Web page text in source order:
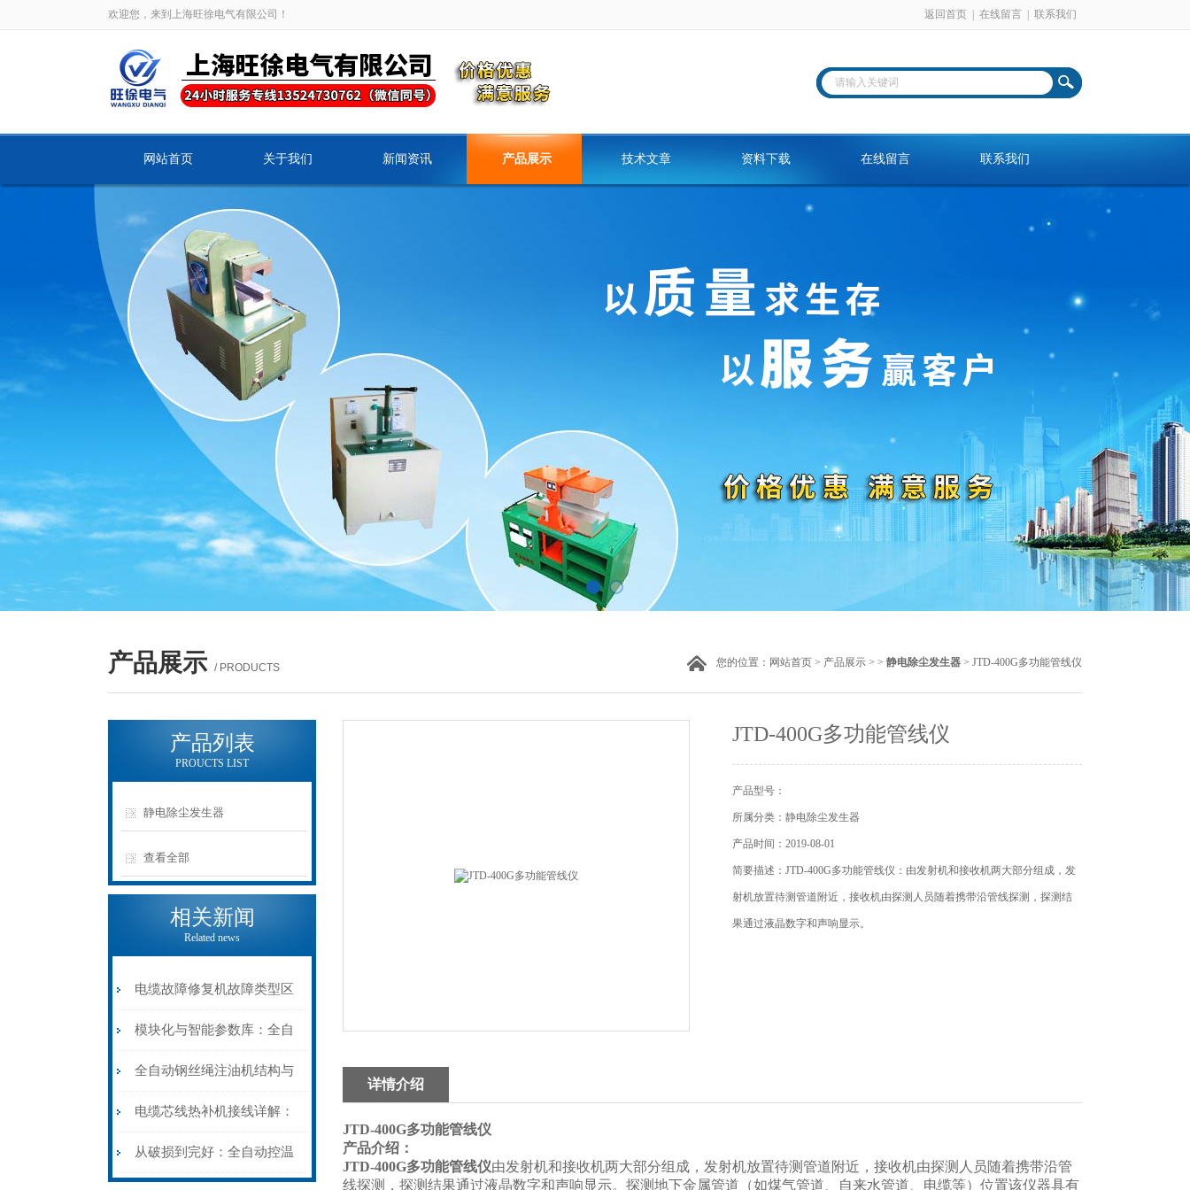
欢迎您，来到上海旺徐电气有限公司！ 返回首页 在线留言 联系我们
网站首页 关于我们 新闻资讯 产品展示 技术文章 资料下载 在线留言 联系我们
产品展示 / PRODUCTS 您的位置： 网站首页 > 产品展示 > > 静电除尘发生器 > JTD-400G多功能管线仪
产品列表
PROUCTS LIST
静电除尘发生器
查看全部
相关新闻
Related news
电缆故障修复机故障类型区
分指南：从“绝缘电
阻”到“波形特征”的精准诊
断逻辑
模块化与智能参数库：全自
动电缆修复机的快速换型逻
辑
全自动钢丝绳注油机结构与
工作原理：揭秘高效润滑的
机械密码
电缆芯线热补机接线详解：
从入门到精通
从破损到完好：全自动控温
JTD-400G多功能管线仪
产品型号：
所属分类：静电除尘发生器
产品时间：2019-08-01
简要描述：JTD-400G多功能管线仪：由发射机和接收机两大部分组成，发
射机放置待测管道附近，接收机由探测人员随着携带沿管线探测，探测结
果通过液晶数字和声响显示。
详情介绍
JTD-400G多功能管线仪
产品介绍：
JTD-400G多功能管线仪由发射机和接收机两大部分组成，发射机放置待测管道附近，接收机由探测人员随着携带沿管
线探测，探测结果通过液晶数字和声响显示。探测地下金属管道（如煤气管道、自来水管道、电缆等）位置该仪器具有